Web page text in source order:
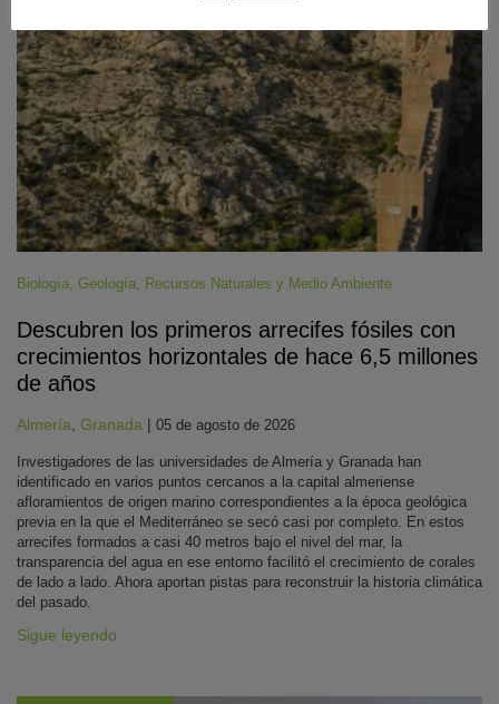
Biología, Geología, Recursos Naturales y Medio Ambiente
Descubren los primeros arrecifes fósiles con
crecimientos horizontales de hace 6,5 millones
de años
Almería Granada | 05 de agosto de 2026
Investigadores de las universidades de Almería y Granada han
identificado en varios puntos cercanos a la capital almeriense
afloramientos de origen marino correspondientes a la época geológica
previa en la que el Mediterráneo se secó casi por completo. En estos
arrecifes formados a casi 40 metros bajo el nivel del mar, la
transparencia del agua en ese entorno facilitó el crecimiento de corales
de lado a lado. Ahora aportan pistas para reconstruir la historia climática
del pasado.
Sigue leyendo